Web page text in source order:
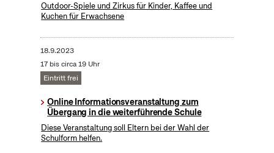
Outdoor-Spiele und Zirkus für Kinder, Kaffee und
Kuchen für Erwachsene
18.9.2023
17 bis circa 19 Uhr
Eintritt frei
Online Informationsveranstaltung zum
Übergang in die weiterführende Schule
Diese Veranstaltung soll Eltern bei der Wahl der
Schulform helfen.